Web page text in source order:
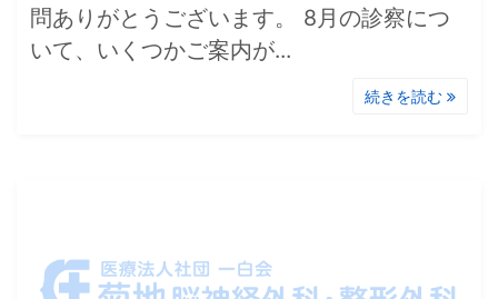
問ありがとうございます。 8月の診察につ
いて、いくつかご案内が...
続きを読む